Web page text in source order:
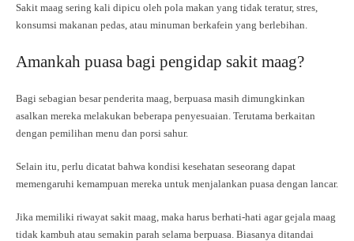
Sakit maag sering kali dipicu oleh pola makan yang tidak teratur, stres,
konsumsi makanan pedas, atau minuman berkafein yang berlebihan.
Amankah puasa bagi pengidap sakit maag?
Bagi sebagian besar penderita maag, berpuasa masih dimungkinkan
asalkan mereka melakukan beberapa penyesuaian. Terutama berkaitan
dengan pemilihan menu dan porsi sahur.
Selain itu, perlu dicatat bahwa kondisi kesehatan seseorang dapat
memengaruhi kemampuan mereka untuk menjalankan puasa dengan lancar.
Jika memiliki riwayat sakit maag, maka harus berhati-hati agar gejala maag
tidak kambuh atau semakin parah selama berpuasa. Biasanya ditandai